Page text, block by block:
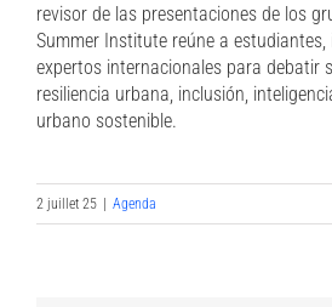
revisor de las presentaciones de los
Summer Institute reúne a
expertos internacionales para debatir
resiliencia urbana, inclusión,
urbano sostenible.
2 juillet 25 | Agenda